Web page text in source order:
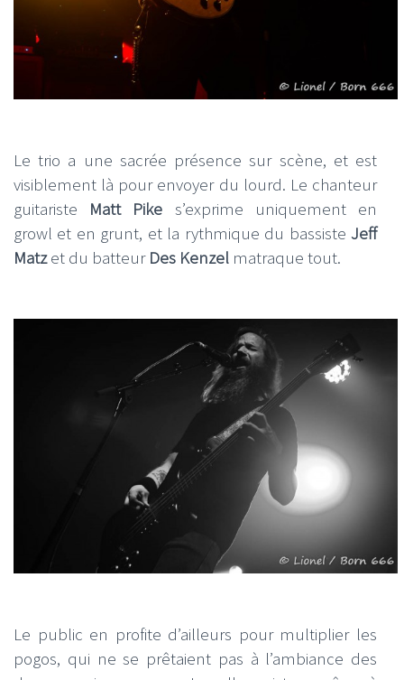
Le trio a une sacrée présence sur scène, et est
visiblement là pour envoyer du lourd. Le chanteur
guitariste Matt Pike s’exprime uniquement en
growl et en grunt, et la rythmique du bassiste Jeff
Matzet du batteur Des Kenzel matraque tout.
Le public en profite d’ailleurs pour multiplier les
pogos, qui ne se prêtaient pas à l’ambiance des